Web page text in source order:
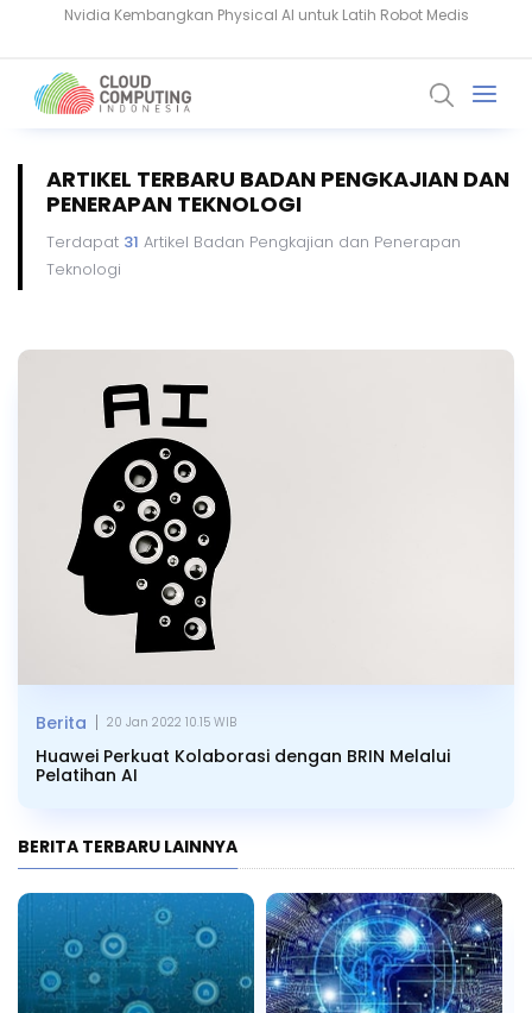
ARTIKEL TERBARU BADAN PENGKAJIAN DAN
PENERAPAN TEKNOLOGI
Terdapat 31 Artikel Badan Pengkajian dan Penerapan
Teknologi
Huawei Perkuat Kolaborasi dengan BRIN Melalui
Pelatihan AI
Berita | 20 Jan 2022 10.15 WIB
BERITA TERBARU LAINNYA